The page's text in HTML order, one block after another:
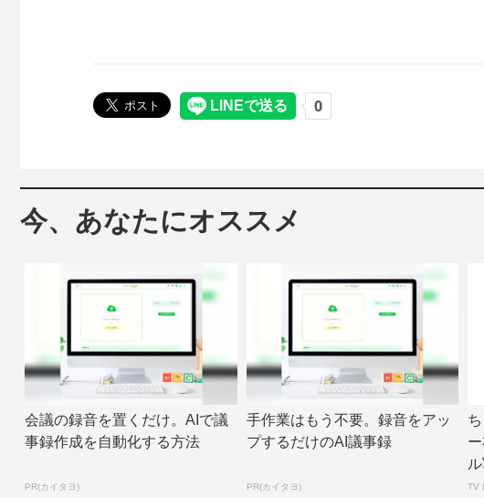
今、あなたにオススメ
会議の録音を置くだけ。AIで議
事録作成を自動化する方法
PR(カイタヨ)
手作業はもう不要。録音をアッ
プするだけのAI議事録
PR(カイタヨ)
面
TV